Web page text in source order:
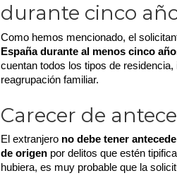
durante cinco
Como hemos mencionado, el
España durante al menos cinco
cuentan todos los tipos de
reagrupación familiar.
Carecer de
El extranjero no debe tener
de origen por delitos que estén
hubiera, es muy probable que la